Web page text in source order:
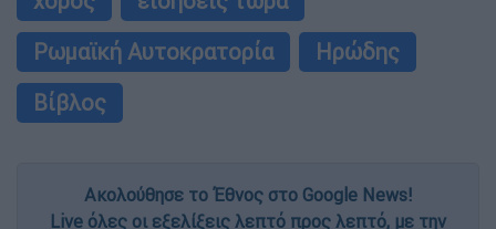
Ρωμαϊκή Αυτοκρατορία
Ηρώδης
Βίβλος
Ακολούθησε το Έθνος στο Google News!
Live όλες οι εξελίξεις λεπτό προς λεπτό, με την